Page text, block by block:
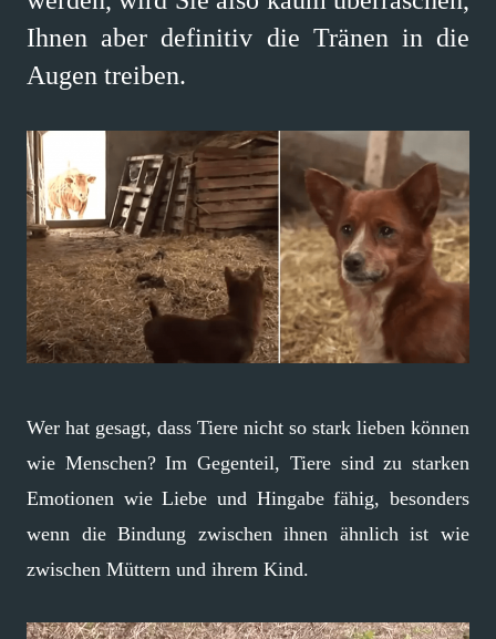
Ihnen aber definitiv die Tränen in die
Augen treiben.
Wer hat gesagt, dass Tiere nicht so stark lieben können
wie Menschen? Im Gegenteil, Tiere sind zu starken
Emotionen wie Liebe und Hingabe fähig, besonders
wenn die Bindung zwischen ihnen ähnlich ist wie
zwischen Müttern und ihrem Kind.